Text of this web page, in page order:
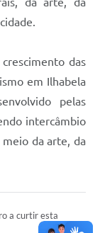
das
em Ilhabela
pelas
intercâmbio
da arte, da
a curtir esta